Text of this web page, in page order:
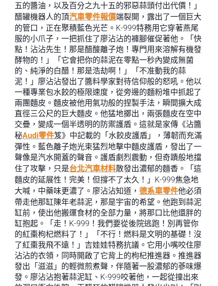
五的醬油，以及百分之九十五的邪惡蒜頭付出代價！」
醋罐機器人的頂汽車零件報價端裂開，露出了一個巨大
的管口，正在聚積藍色光芒。K-999特務用它穿著燕尾
服的小爪子，一把抓住了廖沾沾的褲腳催促著他。「快
點！沾沾先生！那是醋酸離子炮！專門用來溶解有機發
酵物的！」「它會把你的蒜泥在零點一秒內變成無菌
的、純淨的白醋！那是浩劫啊！」「不准動我的蒜
泥！」廖沾沾發出了醬料學家對待信仰般的怒吼。他以
一種專業包水餃的極限速度，從旁邊的麵粉堆中抓起了
兩團麵皮。麵皮被他用氣功般的捏製手法，瞬間擴大成
直徑三公尺的巨大麵皮。他猛地擲出，兩張麵皮在空中
交疊，變成一個半透明的防禦護盾。這就是家傳《沾醬
秘Audi零件笈》中記載的「水餃皮護盾」，薄韌而充滿
彈性。藍色離子炮光束猛烈地擊中麵皮護盾，發出了一
聲像是汽水開蓋的聲音。護盾劇烈震動，但奇蹟般地擋
住了攻擊，只是台北汽車材料散發出濃郁的麵香。「這
麵皮的延展性！完美！但撐不了太久！」K-999焦急地
大喊，中藥味更濃了。廖沾沾知道， 德系車零件他必須
帶走他那缸陳年老蒜泥，那是宇宙的希望。他跑到蒜泥
缸前，使出他搬運食材的全部力量，將那口比他還胖的
缸抱起。「走！K-999！我們要從後院逃跑！別再管你
的紅棗枸杞燃料了！」「不行！燃料是文明的基礎！沒
了紅棗我飛不遠！」吉娃娃特務抗議。它用小嘴咬住廖
沾沾的衣領，同時開啟了它背上的枸杞推進器。推進器
發出「滋滋」的輕微煎煮聲，伴隨著一股濃郁的蔘味爆
發。廖沾沾抱著蒜泥缸、K-999咬著他，一起從撞出來